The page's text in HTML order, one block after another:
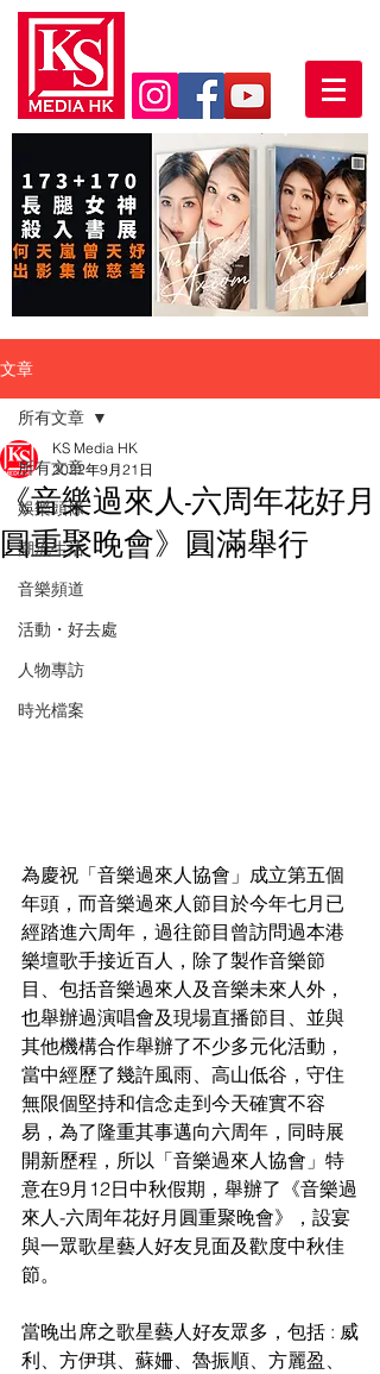
文章
所有文章
娛樂頭條
潮流生活
音樂頻道
活動・好去處
人物專訪
時光檔案
所有文章
《音樂過來人-六周年花好月
圓重聚晚會》圓滿舉行
KS Media HK
2022年9月21日
為慶祝「音樂過來人協會」成立第五個
年頭，而音樂過來人節目於今年七月已
經踏進六周年，過往節目曾訪問過本港
樂壇歌手接近百人，除了製作音樂節
目、包括音樂過來人及音樂未來人外，
也舉辦過演唱會及現場直播節目、並與
其他機構合作舉辦了不少多元化活動，
當中經歷了幾許風雨、高山低谷，守住
無限個堅持和信念走到今天確實不容
易，為了隆重其事邁向六周年，同時展
開新歷程，所以「音樂過來人協會」特
意在9月12日中秋假期，舉辦了《音樂過
來人-六周年花好月圓重聚晚會》，設宴
與一眾歌星藝人好友見面及歡度中秋佳
節。
當晚出席之歌星藝人好友眾多，包括 : 威
利、方伊琪、蘇姍、魯振順、方麗盈、